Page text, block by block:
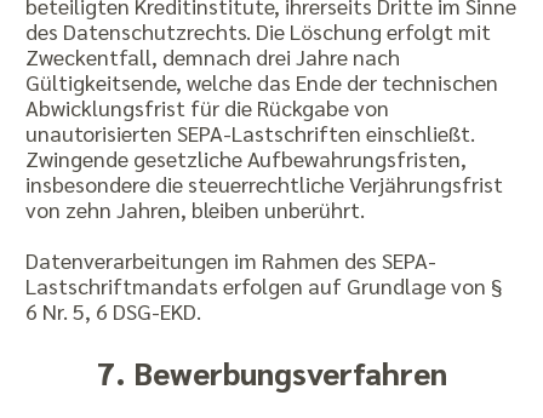
beteiligten Kreditinstitute, ihrerseits Dritte im Sinne
des Datenschutzrechts. Die Löschung erfolgt mit
Zweckentfall, demnach drei Jahre nach
Gültigkeitsende, welche das Ende der technischen
Abwicklungsfrist für die Rückgabe von
unautorisierten SEPA-Lastschriften einschließt.
Zwingende gesetzliche Aufbewahrungsfristen,
insbesondere die steuerrechtliche Verjährungsfrist
von zehn Jahren, bleiben unberührt.
Datenverarbeitungen im Rahmen des SEPA-
Lastschriftmandats erfolgen auf Grundlage von §
6 Nr. 5, 6 DSG-EKD.
7. Bewerbungsverfahren